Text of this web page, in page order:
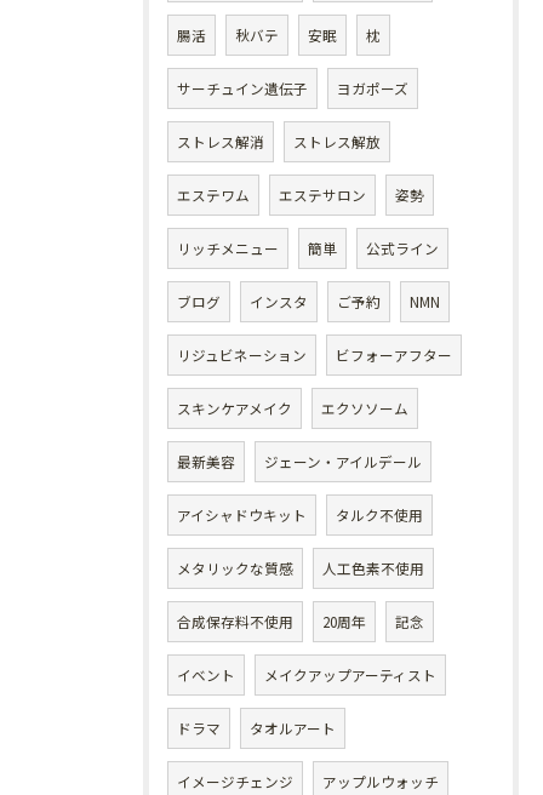
腸活 秋バテ 安眠 枕
サーチュイン遺伝子 ヨガポーズ
ストレス解消 ストレス解放
エステワム エステサロン 姿勢
リッチメニュー 簡単 公式ライン
ブログ インスタ ご予約 NMN
リジュビネーション ビフォーアフター
スキンケアメイク エクソソーム
最新美容 ジェーン・アイルデール
アイシャドウキット タルク不使用
メタリックな質感 人工色素不使用
合成保存料不使用 20周年 記念
イベント メイクアップアーティスト
ドラマ タオルアート
イメージチェンジ アップルウォッチ